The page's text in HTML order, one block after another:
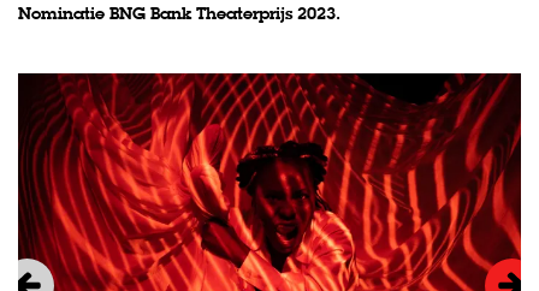
Nominatie BNG Bank Theaterprijs 2023.